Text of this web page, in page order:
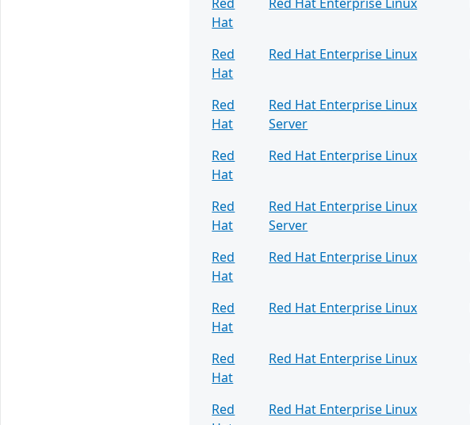
Hat
Red
Hat
Red Hat Enterprise Linux
Red
Hat
Red Hat Enterprise Linux
Server
Red
Hat
Red Hat Enterprise Linux
Red
Hat
Red Hat Enterprise Linux
Server
Red
Hat
Red Hat Enterprise Linux
Red
Hat
Red Hat Enterprise Linux
Red
Hat
Red Hat Enterprise Linux
Red
Red Hat Enterprise Linux